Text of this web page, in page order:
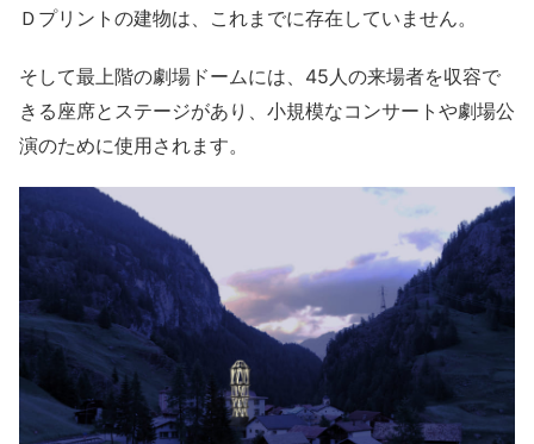
Ｄプリントの建物は、これまでに存在していません。
そして最上階の劇場ドームには、45人の来場者を収容で
きる座席とステージがあり、小規模なコンサートや劇場公
演のために使用されます。